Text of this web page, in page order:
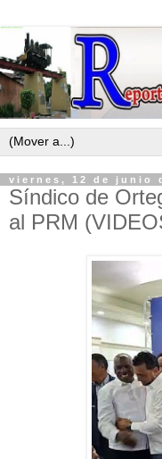
viernes, 12 de junio
Síndico de
al PRM